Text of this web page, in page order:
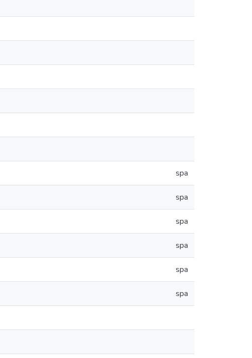
spa
spa
spa
spa
spa
spa